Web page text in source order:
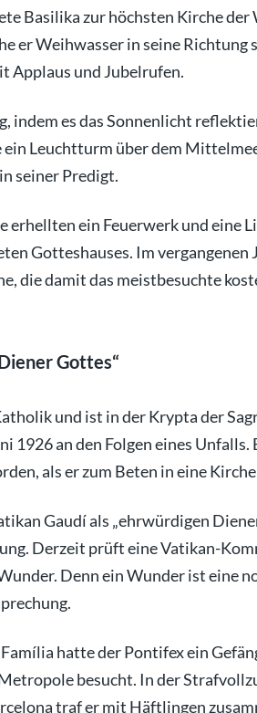
Basilika zur höchsten Kirche der
er Weihwasser in seine Richtung
Applaus und Jubelrufen.
indem es das Sonnenlicht
Leuchtturm über dem
seiner Predigt.
erhellten ein Feuerwerk und eine
Gotteshauses. Im vergangenen
die damit das meistbesuchte
Gottes“
und ist in der Krypta der
1926 an den Folgen eines Unfalls.
als er zum Beten in eine
Gaudí als „ehrwürdigen
Derzeit prüft eine Vatikan-
Denn ein Wunder ist eine
hatte der Pontifex ein
besucht. In der
traf er mit Häftlingen